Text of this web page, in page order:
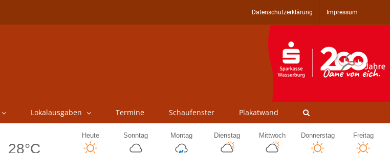
Datenschutzerklärung Impressum
Lokalausgaben Termine Schaufenster Plakatwand